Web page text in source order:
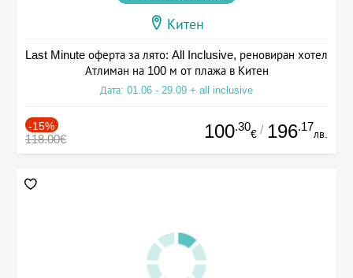
Китен
Last Minute оферта за лято: All Inclusive, реновиран хотел
Атлиман на 100 м от плажа в Китен
Дата: 01.06 - 29.09 + all inclusive
-15%
118.00€ 100.30
€ / 196.17
лв.